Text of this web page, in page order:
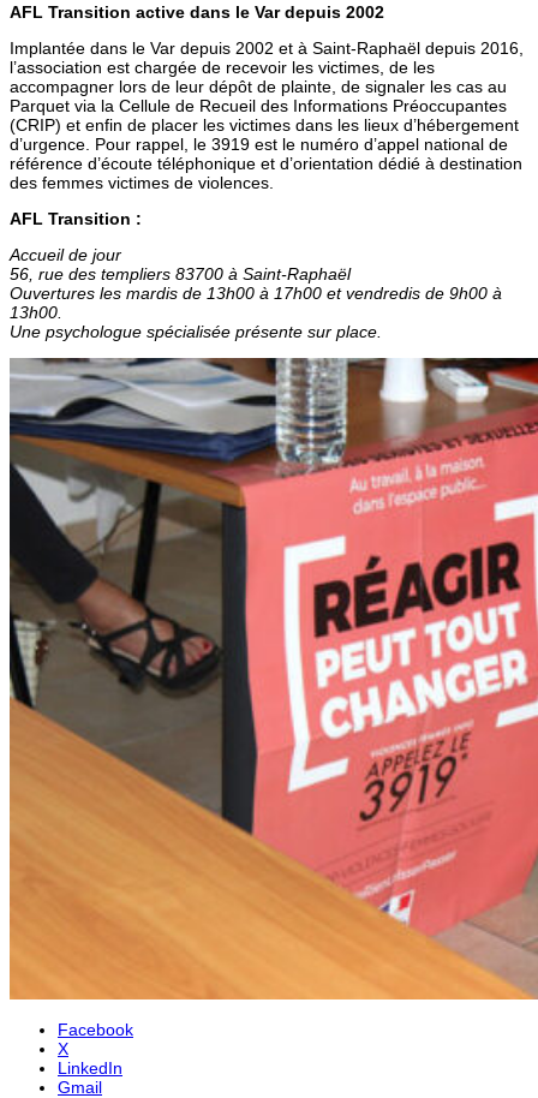
AFL Transition active dans le Var depuis 2002
Implantée dans le Var depuis 2002 et à Saint-Raphaël depuis 2016,
l’association est chargée de recevoir les victimes, de les
accompagner lors de leur dépôt de plainte, de signaler les cas au
Parquet via la Cellule de Recueil des Informations Préoccupantes
(CRIP) et enfin de placer les victimes dans les lieux d’hébergement
d’urgence. Pour rappel, le 3919 est le numéro d’appel national de
référence d’écoute téléphonique et d’orientation dédié à destination
des femmes victimes de violences.
AFL Transition :
Accueil de jour
56, rue des templiers 83700 à Saint-Raphaël
Ouvertures les mardis de 13h00 à 17h00 et vendredis de 9h00 à
13h00.
Une psychologue spécialisée présente sur place.
Facebook
X
LinkedIn
Gmail